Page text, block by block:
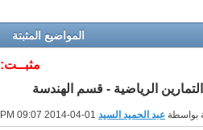
المواضيع المثبتة
مثبــت:
الرياضية - قسم الهندسة
بواسطة عبد الحميد السيد 09:07 PM